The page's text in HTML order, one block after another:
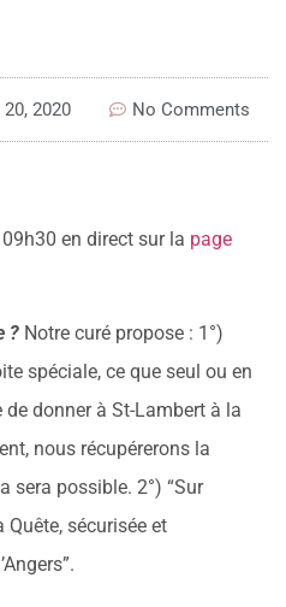
2020 No Comments
en direct sur la page
? Notre curé propose : 1°)
spéciale, ce que seul ou en
donner à St-Lambert à la
nous récupérerons la
sera possible. 2°) “Sur
Quête, sécurisée et